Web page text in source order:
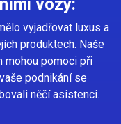
vozy:
vyjadřovat luxus a
produktech. Naše
mohou pomoci při
podnikání se
něčí asistenci.